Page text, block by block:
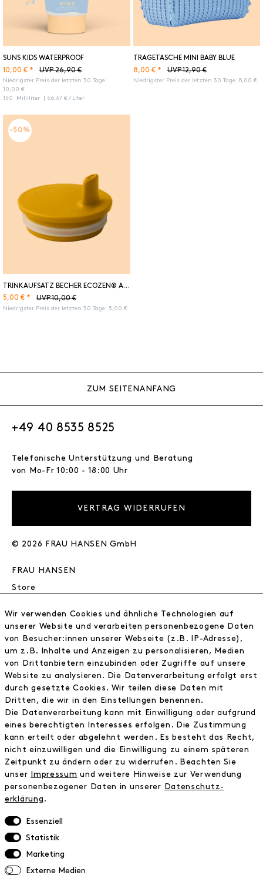
SUNS KIDS WATERPROOF
UVP 26,90 €
10,00 € *
Niedrigster Preis der letzten 30 Tage:
10,00 €
150
Milliliter | 66,67 € / Liter
TRAGETASCHE MINI BABY BLUE
UVP 12,90 €
8,00 € *
Niedrigster Preis der letzten 30 Tage: 8,00 €
-50%
TRINKAUFSATZ BECHER ECOZEN® ARNE JACOBSEN MUSTARD
UVP 10,00 €
5,00 € *
Niedrigster Preis der letzten 30 Tage: 5,00 €
ZUM SEITENANFANG
+49 40 8535 8525
Telefonische Unterstützung und Beratung
von Mo-Fr 10:00 - 18:00 Uhr
VERTRAG WIDERRUFEN
© 2026 FRAU HANSEN GmbH
FRAU HANSEN
Store
Wir
Jobs
Wholesale
Facebook
Kontakt
FAQ
Zahlungsinformationen
Versand
Retoure
Widerrufsrecht
Datenschutz
AGB
Impressum
NEWSLETTER
Wir verwenden Cookies und ähnliche Technologien auf
unserer Website und verarbeiten personenbezogene Daten
von Besucher:innen unserer Webseite (z.B. IP-Adresse),
um z.B. Inhalte und Anzeigen zu personalisieren, Medien
von Drittanbietern einzubinden oder Zugriffe auf unsere
Website zu analysieren. Die Datenverarbeitung erfolgt erst
durch gesetzte Cookies. Wir teilen diese Daten mit
Dritten, die wir in den Einstellungen benennen.
Die Datenverarbeitung kann mit Einwilligung oder aufgrund
eines berechtigten Interesses erfolgen. Die Zustimmung
kann erteilt oder abgelehnt werden. Es besteht das Recht,
nicht einzuwilligen und die Einwilligung zu einem späteren
Zeitpunkt zu ändern oder zu widerrufen. Beachten Sie
unser
Impressum und weitere Hinweise zur Verwendung
personenbezogener Daten in unserer
Daten­schutz­
erklärung .
Essenziell
Statistik
Marketing
Externe Medien